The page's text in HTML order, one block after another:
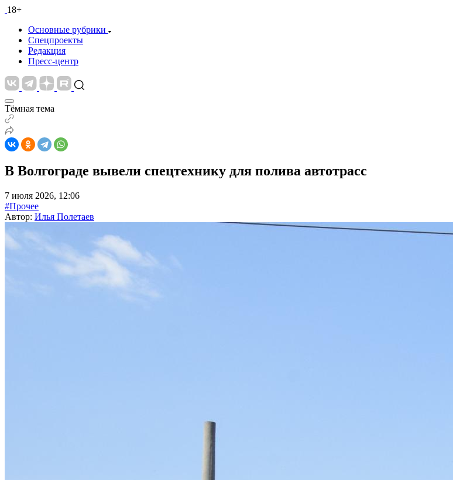
18+
Основные рубрики
Спецпроекты
Редакция
Пресс-центр
Тёмная тема
В Волгограде вывели спецтехнику для полива автотрасс
7 июля 2026, 12:06
#Прочее
Автор: Илья Полетаев